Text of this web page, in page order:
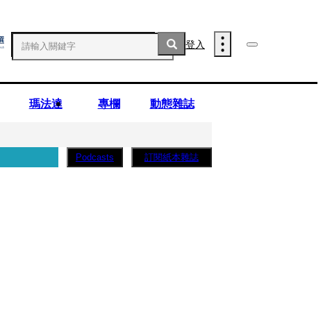
登入
瑪法達 專欄 動態雜誌
Podcasts 訂閱紙本雜誌